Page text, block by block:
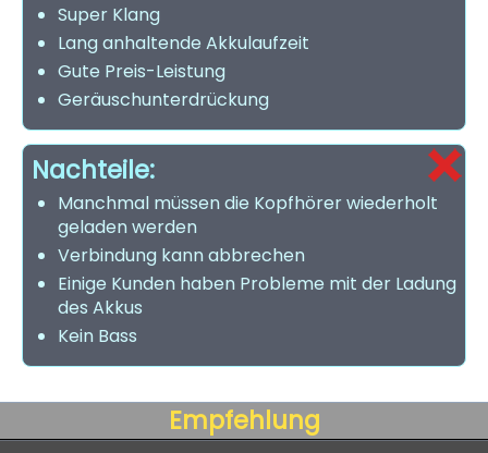
Super Klang
Lang anhaltende Akkulaufzeit
Gute Preis-Leistung
Geräuschunterdrückung
Nachteile:
Manchmal müssen die Kopfhörer wiederholt
geladen werden
Verbindung kann abbrechen
Einige Kunden haben Probleme mit der Ladung
des Akkus
Kein Bass
Empfehlung